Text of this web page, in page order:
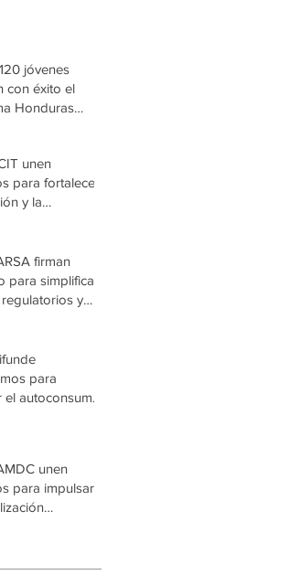
jóvenes
con éxito el
Honduras
unen
para fortalecer
y la
firman
para simplificar
y
para
el autoconsumo
unen
para impulsar
de